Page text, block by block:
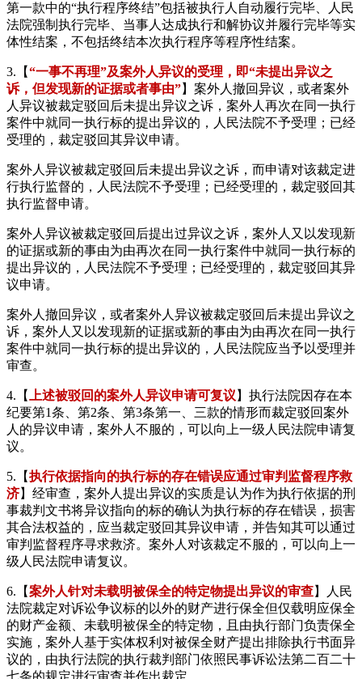
第一款中的“执行程序终结”包括被执行人自动履行完毕、人民
法院强制执行完毕、当事人达成执行和解协议并履行完毕等实
体性结案，不包括终结本次执行程序等程序性结案。
3.【“一事不再理”及案外人异议的受理，即“未提出异议之
诉，但发现新的证据或者事由”】案外人撤回异议，或者案外
人异议被裁定驳回后未提出异议之诉，案外人再次在同一执行
案件中就同一执行标的提出异议的，人民法院不予受理；已经
受理的，裁定驳回其异议申请。
案外人异议被裁定驳回后未提出异议之诉，而申请对该裁定进
行执行监督的，人民法院不予受理；已经受理的，裁定驳回其
执行监督申请。
案外人异议被裁定驳回后提出过异议之诉，案外人又以发现新
的证据或新的事由为由再次在同一执行案件中就同一执行标的
提出异议的，人民法院不予受理；已经受理的，裁定驳回其异
议申请。
案外人撤回异议，或者案外人异议被裁定驳回后未提出异议之
诉，案外人又以发现新的证据或新的事由为由再次在同一执行
案件中就同一执行标的提出异议的，人民法院应当予以受理并
审查。
4.【 上述被驳回的案外人异议申请可复议 】执行法院因存在本
纪要第1条、第2条、第3条第一、三款的情形而裁定驳回案外
人的异议申请，案外人不服的，可以向上一级人民法院申请复
议。
5.【执行依据指向的执行标的存在错误应通过审判监督程序救
济】经审查，案外人提出异议的实质是认为作为执行依据的刑
事裁判文书将异议指向的标的确认为执行标的存在错误，损害
其合法权益的，应当裁定驳回其异议申请，并告知其可以通过
审判监督程序寻求救济。案外人对该裁定不服的，可以向上一
级人民法院申请复议。
6.【案外人针对未载明被保全的特定物提出异议的审查】人民
法院裁定对诉讼争议标的以外的财产进行保全但仅载明应保全
的财产金额、未载明被保全的特定物，且由执行部门负责保全
实施，案外人基于实体权利对被保全财产提出排除执行书面异
议的，由执行法院的执行裁判部门依照民事诉讼法第二百二十